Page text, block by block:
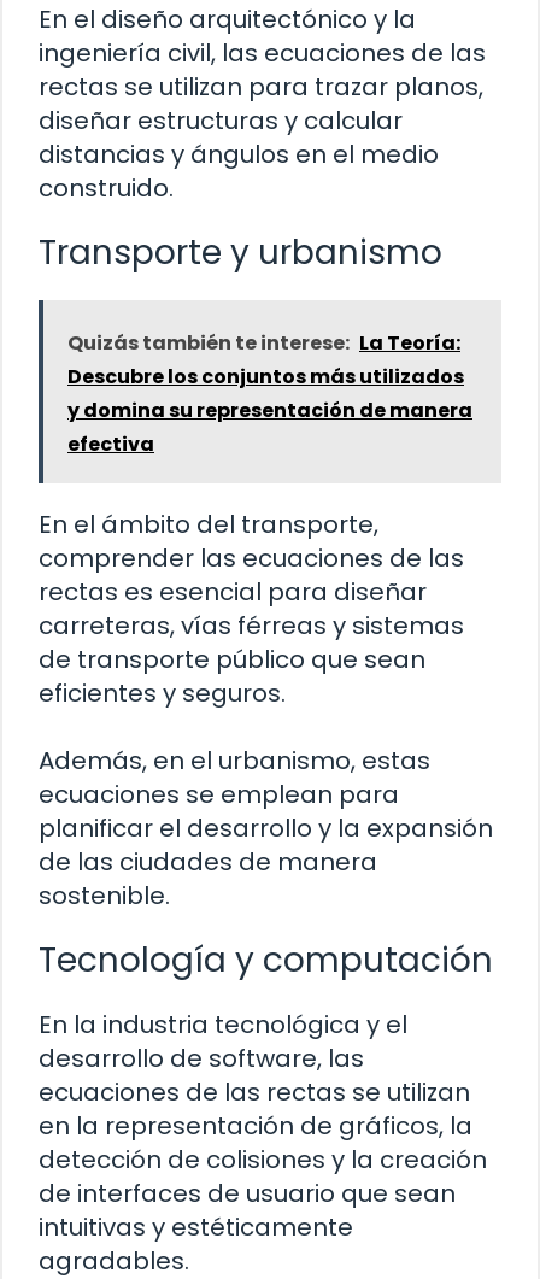
En el diseño arquitectónico y la
ingeniería civil, las ecuaciones de las
rectas se utilizan para trazar planos,
diseñar estructuras y calcular
distancias y ángulos en el medio
construido.
Transporte y urbanismo
Quizás también te interese: La Teoría:
Descubre los conjuntos más utilizados
y domina su representación de manera
efectiva
En el ámbito del transporte,
comprender las ecuaciones de las
rectas es esencial para diseñar
carreteras, vías férreas y sistemas
de transporte público que sean
eficientes y seguros.
Además, en el urbanismo, estas
ecuaciones se emplean para
planificar el desarrollo y la expansión
de las ciudades de manera
sostenible.
Tecnología y computación
En la industria tecnológica y el
desarrollo de software, las
ecuaciones de las rectas se utilizan
en la representación de gráficos, la
detección de colisiones y la creación
de interfaces de usuario que sean
intuitivas y estéticamente
agradables.